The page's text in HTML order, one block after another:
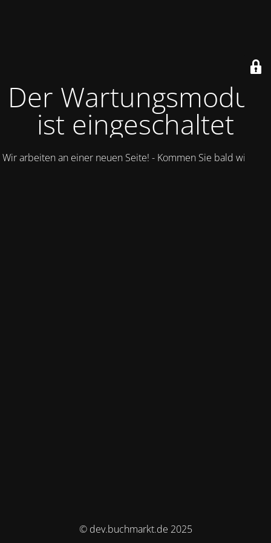
Der Wartungsmodus
ist eingeschaltet
Wir arbeiten an einer neuen Seite! - Kommen Sie bald wieder.
© dev.buchmarkt.de 2025